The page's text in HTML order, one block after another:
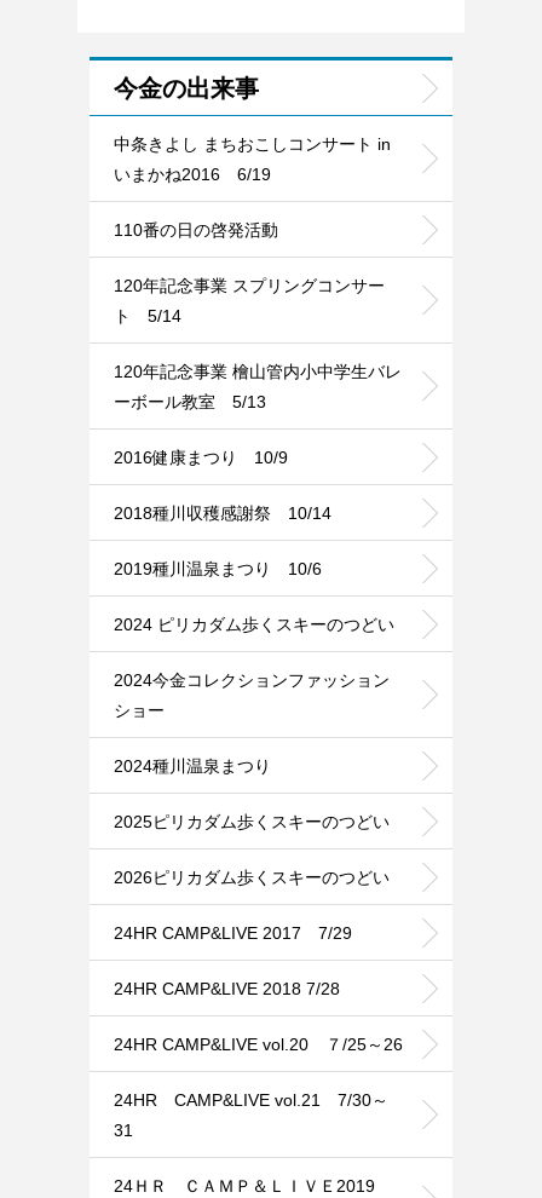
今金の出来事
中条きよし まちおこしコンサート in
いまかね2016 6/19
110番の日の啓発活動
120年記念事業 スプリングコンサー
ト 5/14
120年記念事業 檜山管内小中学生バレ
ーボール教室 5/13
2016健康まつり 10/9
2018種川収穫感謝祭 10/14
2019種川温泉まつり 10/6
2024 ピリカダム歩くスキーのつどい
2024今金コレクションファッション
ショー
2024種川温泉まつり
2025ピリカダム歩くスキーのつどい
2026ピリカダム歩くスキーのつどい
24HR CAMP&LIVE 2017 7/29
24HR CAMP&LIVE 2018 7/28
24HR CAMP&LIVE vol.20 ７/25～26
24HR CAMP&LIVE vol.21 7/30～
31
24ＨＲ ＣＡＭＰ＆ＬＩＶＥ2019